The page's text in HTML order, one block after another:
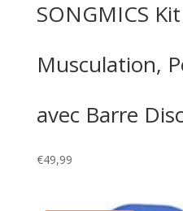
SONGMICS
Musculation,
avec Barre
€49,99